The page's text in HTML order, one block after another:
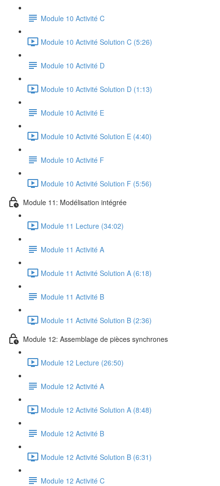
Module 10 Activité C
Module 10 Activité Solution C (5:26)
Module 10 Activité D
Module 10 Activité Solution D (1:13)
Module 10 Activité E
Module 10 Activité Solution E (4:40)
Module 10 Activité F
Module 10 Activité Solution F (5:56)
Module 11: Modélisation intégrée
Module 11 Lecture (34:02)
Module 11 Activité A
Module 11 Activité Solution A (6:18)
Module 11 Activité B
Module 11 Activité Solution B (2:36)
Module 12: Assemblage de pièces synchrones
Module 12 Lecture (26:50)
Module 12 Activité A
Module 12 Activité Solution A (8:48)
Module 12 Activité B
Module 12 Activité Solution B (6:31)
Module 12 Activité C